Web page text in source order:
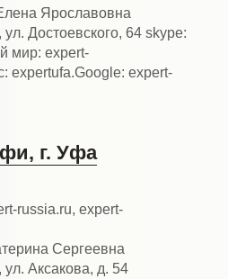
Ярославовна
Достоевского, 64 skype:
мир: expert-
expertufa.Google: expert-
г. Уфа
russia.ru, expert-
Сергеевна
Аксакова, д. 54